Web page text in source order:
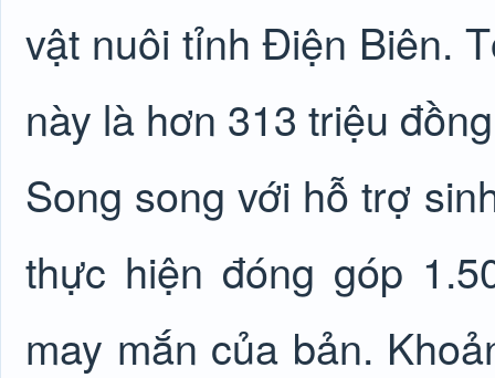
vật nuôi tỉnh Điện Biên.
này là hơn 313 triệu
Song song với hỗ trợ
thực hiện đóng góp
may mắn của bản.